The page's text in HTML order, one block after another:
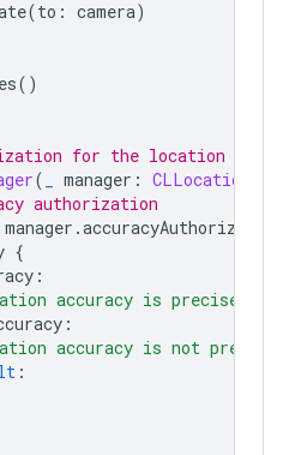
(to : camera)
()
for the location
( manager :
authorization
manager .accuracyAuthorization
{
:
accuracy is precise."
:
accuracy is not
: